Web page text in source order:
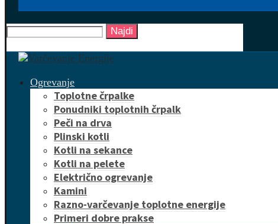
Najdi
Ogrevanje
Toplotne črpalke
Ponudniki toplotnih črpalk
Peči na drva
Plinski kotli
Kotli na sekance
Kotli na pelete
Električno ogrevanje
Kamini
Razno-varčevanje toplotne energije
Primeri dobre prakse